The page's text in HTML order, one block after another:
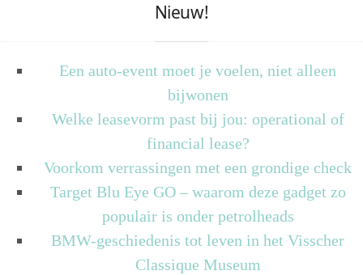
Nieuw!
Een auto-event moet je voelen, niet alleen
bijwonen
Welke leasevorm past bij jou: operational of
financial lease?
Voorkom verrassingen met een grondige check
Target Blu Eye GO – waarom deze gadget zo
populair is onder petrolheads
BMW-geschiedenis tot leven in het Visscher
Classique Museum